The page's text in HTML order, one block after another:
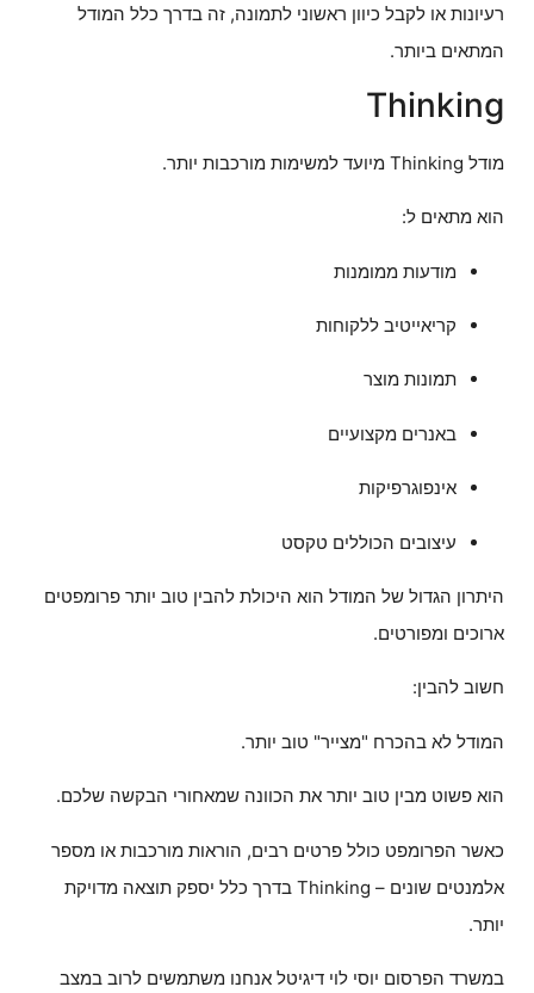
רעיונות או לקבל כיוון ראשוני לתמונה, זה בדרך כלל המודל
המתאים ביותר.
Thinking
מודל Thinking מיועד למשימות מורכבות יותר.
הוא מתאים ל:
מודעות ממומנות
קריאייטיב ללקוחות
תמונות מוצר
באנרים מקצועיים
אינפוגרפיקות
עיצובים הכוללים טקסט
היתרון הגדול של המודל הוא היכולת להבין טוב יותר פרומפטים
ארוכים ומפורטים.
חשוב להבין:
המודל לא בהכרח "מצייר" טוב יותר.
הוא פשוט מבין טוב יותר את הכוונה שמאחורי הבקשה שלכם.
כאשר הפרומפט כולל פרטים רבים, הוראות מורכבות או מספר
אלמנטים שונים – Thinking בדרך כלל יספק תוצאה מדויקת
יותר.
במשרד הפרסום יוסי לוי דיגיטל אנחנו משתמשים לרוב במצב